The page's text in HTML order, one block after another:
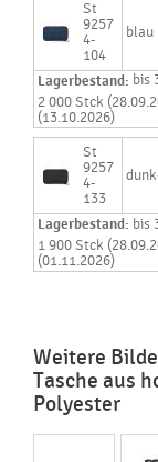
St
9257
4-
104
blau
Lagerbestand: bis
2 000 Stck
(13.10.2026)
St
9257
4-
133
Lagerbestand: bis
1 900 Stck
(01.11.2026)
Weitere
Tasche aus
Polyester